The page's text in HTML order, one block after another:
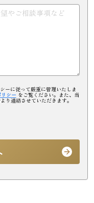
ーに従って厳重に管理いたしま
シー をご覧ください。また、当
り連絡させていただきます。